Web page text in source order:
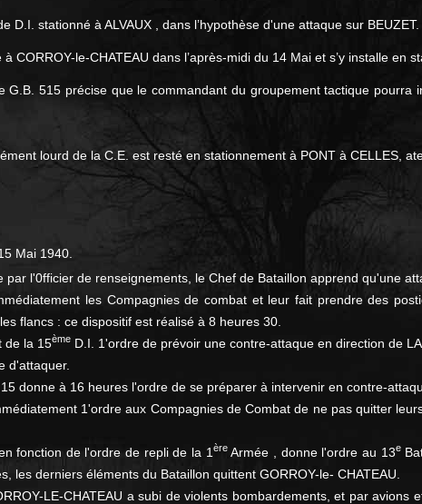
D.I. stationné à ALVAUX , dans l’hypothèse d'une attaque sur BEUZET.
CORROY-le-CHATEAU dans l’après-midi du 14 Mai et s’y installe en
G.B. 515 précise que le commandant du groupement tactique
lourd de la C.E. est resté en stationnement à PONT à CELLES,
Mai 1940.
par l'0fficier de renseignements, le Chef de Bataillon apprend qu'une
les Compagnies de combat et leur fait prendre des
flancs : ce dispositif est réalisé à 8 heures 30.
de la 15ème D.I. 1'ordre de prévoir une contre-attaque en direction de
d'attaquer.
donne à 16 heures l'ordre de se préparer à intervenir en contre-
1'ordre aux Compagnies de Combat de ne pas quitter
fonction de l'ordre de repli de la 1 èreArmée , donne l'ordre au 13e
les derniers éléments du Bataillon quittent GORROY-le- CHATEAU.
LE-CHATEAU a subi de violents bombardements, et par